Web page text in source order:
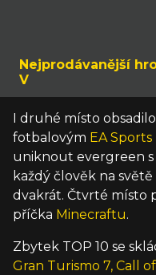
Nejprodávanější
V
I druhé místo
fotbalovým EA Sports
uniknout evergreen s
každý člověk na
dvakrát. Čtvrté místo
příčka Minecraftu.
Zbytek TOP 10 se
Gran Turismo 7, Call